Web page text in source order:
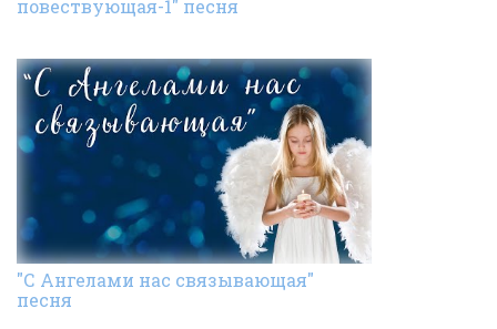
повествующая-1" песня
"С Ангелами нас связывающая"
песня